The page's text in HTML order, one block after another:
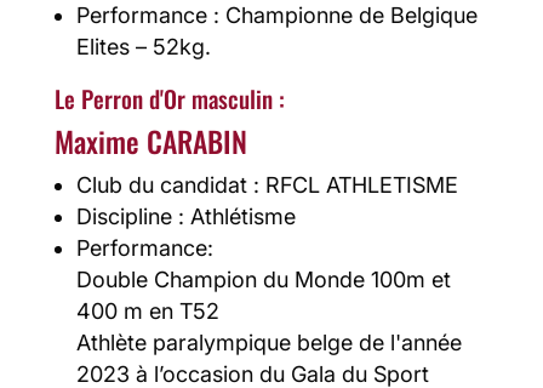
Performance : Championne de Belgique
Elites – 52kg.
Le Perron d'Or masculin :
Maxime CARABIN
Club du candidat : RFCL ATHLETISME
Discipline : Athlétisme
Performance:
Double Champion du Monde 100m et
400 m en T52
Athlète paralympique belge de l'année
2023 à l’occasion du Gala du Sport